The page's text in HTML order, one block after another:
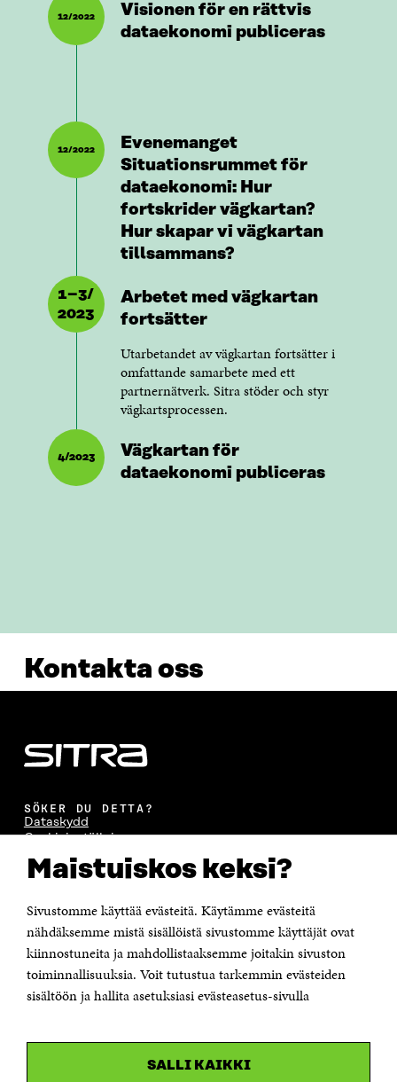
Maistuiskos keksi?
Sivustomme käyttää evästeitä. Käytämme evästeitä
nähdäksemme mistä sisällöistä sivustomme käyttäjät ovat
kiinnostuneita ja mahdollistaaksemme joitakin sivuston
toiminnallisuuksia. Voit tutustua tarkemmin evästeiden
sisältöön ja hallita asetuksiasi evästeasetus-sivulla
SALLI KAIKKI
12/2022
Visionen för en rättvis
dataekonomi publiceras
12/2022
Evenemanget
Situationsrummet för
dataekonomi: Hur
fortskrider vägkartan?
Hur skapar vi vägkartan
tillsammans?
1–3/
2023
Arbetet med vägkartan
fortsätter
Utarbetandet av vägkartan fortsätter i
omfattande samarbete med ett
partnernätverk. Sitra stöder och styr
vägkartsprocessen.
4/2023
Vägkartan för
dataekonomi publiceras
Kontakta oss
SÖKER DU DETTA?
Dataskydd
Cookieinställningar
Rapporteringskanal
Tillgänglighetsutredning
Sitra's digitala kommunikation och webbtjänster
KONTAKTA OSS
Jubileumsfonden för Finlands självständighet Sitra
Östersjögatan 11–13, PB 160,
00181 Helsingfors
Personalens e-postadresser har formen:
fornamn.efternamn@sitra.fi